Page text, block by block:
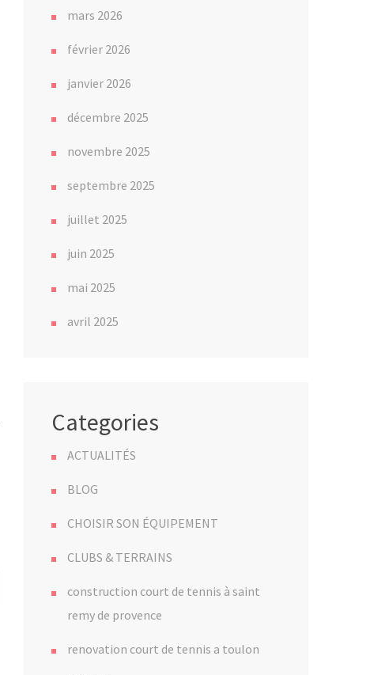
mars 2026
février 2026
janvier 2026
décembre 2025
novembre 2025
septembre 2025
juillet 2025
juin 2025
mai 2025
avril 2025
Categories
ACTUALITÉS
BLOG
CHOISIR SON ÉQUIPEMENT
CLUBS & TERRAINS
construction court de tennis à saint
remy de provence
renovation court de tennis a toulon